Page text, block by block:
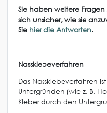
Sie haben weitere
sich unsicher, wie sie
Sie hier die Antworten.
Nassklebeverfahren
Das Nassklebeverfahren
Untergründen (wie z. B.
Kleber durch den